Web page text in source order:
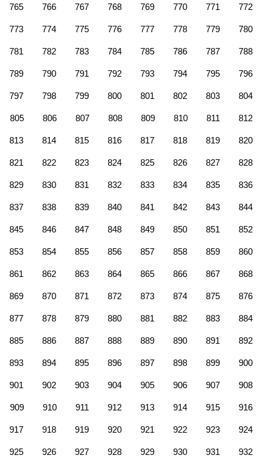
765 766 767 768 769 770 771 772
773 774 775 776 777 778 779 780
781 782 783 784 785 786 787 788
789 790 791 792 793 794 795 796
797 798 799 800 801 802 803 804
805 806 807 808 809 810 811 812
813 814 815 816 817 818 819 820
821 822 823 824 825 826 827 828
829 830 831 832 833 834 835 836
837 838 839 840 841 842 843 844
845 846 847 848 849 850 851 852
853 854 855 856 857 858 859 860
861 862 863 864 865 866 867 868
869 870 871 872 873 874 875 876
877 878 879 880 881 882 883 884
885 886 887 888 889 890 891 892
893 894 895 896 897 898 899 900
901 902 903 904 905 906 907 908
909 910 911 912 913 914 915 916
917 918 919 920 921 922 923 924
925 926 927 928 929 930 931 932